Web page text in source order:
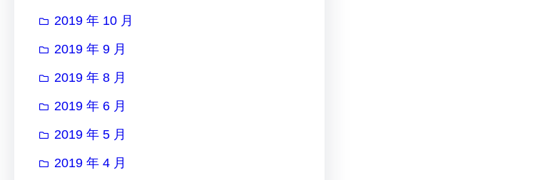
2019 年 10 月
2019 年 9 月
2019 年 8 月
2019 年 6 月
2019 年 5 月
2019 年 4 月